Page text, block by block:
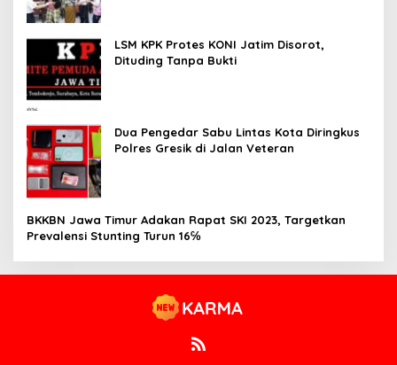
LSM KPK Protes KONI Jatim Disorot,
Dituding Tanpa Bukti
Dua Pengedar Sabu Lintas Kota Diringkus
Polres Gresik di Jalan Veteran
BKKBN Jawa Timur Adakan Rapat SKI 2023, Targetkan
Prevalensi Stunting Turun 16℅